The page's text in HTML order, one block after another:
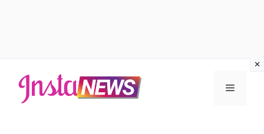
contenuto
Menu